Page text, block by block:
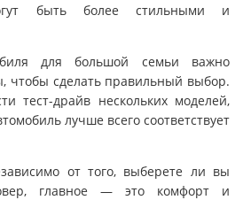
быть более стильными и
для большой семьи важно
чтобы сделать правильный выбор.
тест-драйв нескольких моделей,
лучше всего соответствует
от того, выберете ли вы
главное — это комфорт и